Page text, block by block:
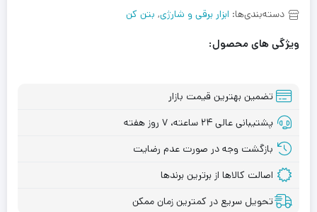
دسته‌بندی‌ها: ابزار برقی و شارژی, بتن کن
ویژگی های محصول:
تضمین بهترین قیمت بازار
پشتیبانی عالی ۲۴ ساعته، ۷ روز هفته
بازگشت وجه در صورت عدم رضایت
اصالت کالاها از برترین برندها
تحویل سریع در کمترین زمان ممکن